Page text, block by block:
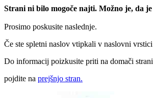
Strani ni bilo mogoče najti. Možno je, da
Prosimo poskusite naslednje.
Če ste spletni naslov vtipkali v naslovni
Do informacij poizkusite priti na domači strani
pojdite na prejšnjo stran.